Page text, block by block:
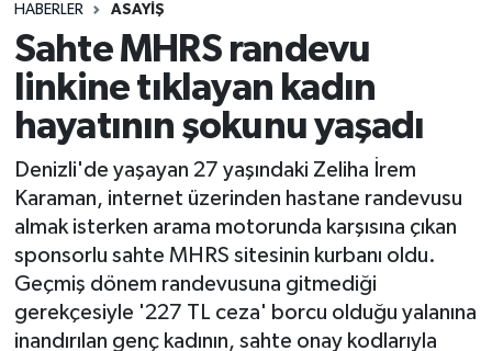
HABERLER ASAYIŞ
Sahte MHRS randevu
linkine tıklayan kadın
hayatının şokunu yaşadı
Denizli'de yaşayan 27 yaşındaki Zeliha İrem
Karaman, internet üzerinden hastane randevusu
almak isterken arama motorunda karşısına çıkan
sponsorlu sahte MHRS sitesinin kurbanı oldu.
Geçmiş dönem randevusuna gitmediği
gerekçesiyle '227 TL ceza' borcu olduğu yalanına
inandırılan genç kadının, sahte onay kodlarıyla
Ulusal Haberler
Vefat Edenler